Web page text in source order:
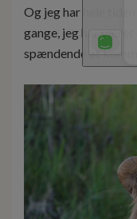
Og jeg har hele
gange, jeg har været
spændende at